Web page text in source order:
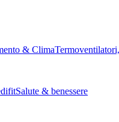
& Clima
Salute & benessere